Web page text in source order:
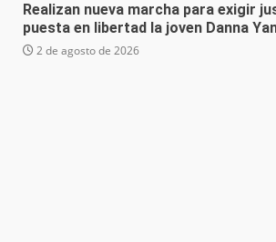
Realizan nueva marcha para exigir
puesta en libertad la joven Danna
2 de agosto de 2026